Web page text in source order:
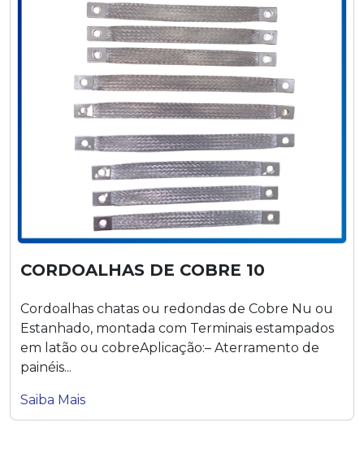
CORDOALHAS DE COBRE 10
Cordoalhas chatas ou redondas de Cobre Nu ou
Estanhado, montada com Terminais estampados
em latão ou cobreAplicação:– Aterramento de
painéis...
Saiba Mais